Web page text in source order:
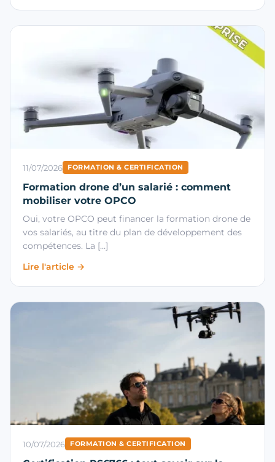
11/07/2026 FORMATION & CERTIFICATION
Formation drone d’un salarié : comment
mobiliser votre OPCO
Oui, votre OPCO peut financer la formation drone de
vos salariés, au titre du plan de développement des
compétences. La […]
Lire l'article →
10/07/2026 FORMATION & CERTIFICATION